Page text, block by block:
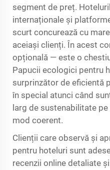
segment de preț.
internaționale și
scurt concurează cu
aceiași clienți. În acest
opțională — este o
Papucii ecologici pentru
surprinzător de eficientă
în special atunci când
larg de sustenabilitate
mod coerent.
Clienții care observă și
pentru hoteluri sunt
recenzii online detaliate